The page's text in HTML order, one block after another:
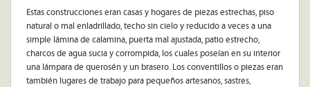
Estas construcciones eran casas y hogares de piezas estrechas, piso
natural o mal enladrillado, techo sin cielo y reducido a veces a una
simple lámina de calamina, puerta mal ajustada, patio estrecho,
charcos de agua sucia y corrompida, los cuales poseían en su interior
una lámpara de querosén y un brasero. Los conventillos o piezas eran
también lugares de trabajo para pequeños artesanos, sastres,